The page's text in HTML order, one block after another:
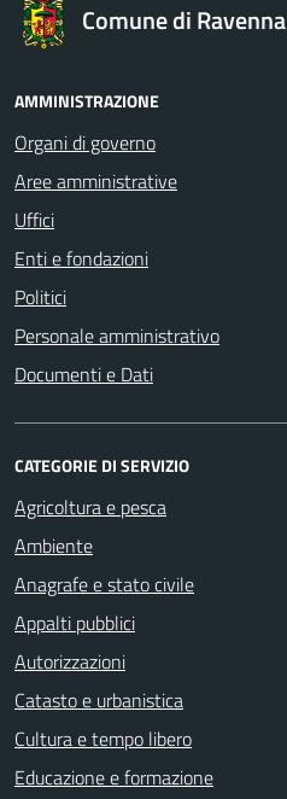
Comune di Ravenna
AMMINISTRAZIONE
Organi di governo
Aree amministrative
Uffici
Enti e fondazioni
Politici
Personale amministrativo
Documenti e Dati
CATEGORIE DI SERVIZIO
Agricoltura e pesca
Ambiente
Anagrafe e stato civile
Appalti pubblici
Autorizzazioni
Catasto e urbanistica
Cultura e tempo libero
Educazione e formazione